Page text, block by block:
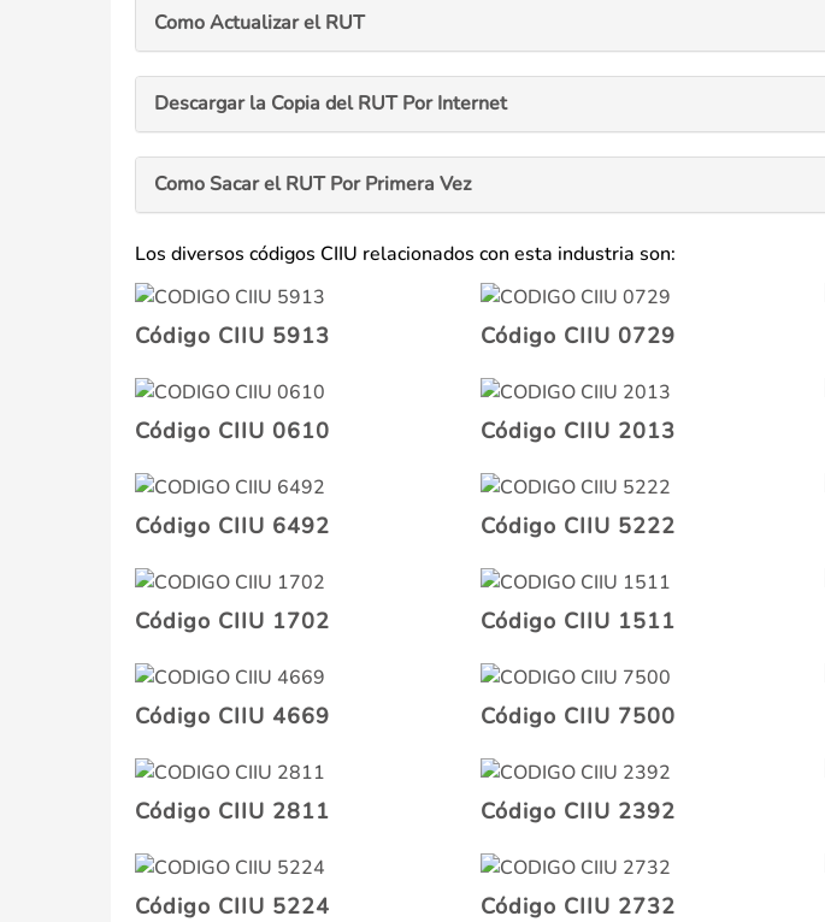
Como Actualizar el RUT
Descargar la Copia del RUT Por Internet
Como Sacar el RUT Por Primera Vez
Los diversos códigos CIIU relacionados con esta industria son:
Código CIIU 5913 Código CIIU 0729
Código CIIU 0610 Código CIIU 2013
Código CIIU 6492 Código CIIU 5222
Código CIIU 1702 Código CIIU 1511
Código CIIU 4669 Código CIIU 7500
Código CIIU 2811 Código CIIU 2392
Código CIIU 5224 Código CIIU 2732